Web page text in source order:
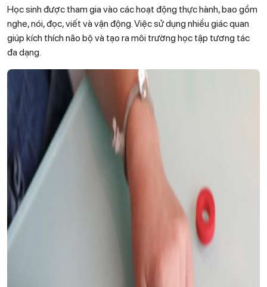
Học sinh được tham gia vào các hoạt động thực hành, bao gồm
nghe, nói, đọc, viết và vận động. Việc sử dụng nhiều giác quan
giúp kích thích não bộ và tạo ra môi trường học tập tương tác
đa dạng.